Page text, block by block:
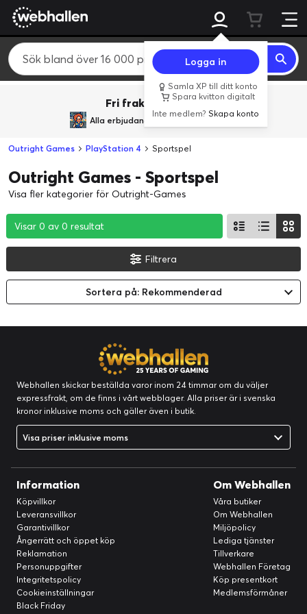
Logga in
Samla XP till ditt konto
Spara kvitton digitalt
Inte medlem?Skapa konto
Fri frakt över 800 kr.
Alla erbjudanden frånBACK TO REALITY
Outright Games PlayStation 4 Sportspel
Outright Games - Sportspel
Visa fler kategorier för Outright-Games
Visar 0 av 0 resultat
Visar 0 av 0 resultat
Visar 0 av 0 resultat
Filtrera
Sortera på: Rekommenderad
Webhallen skickar beställda varor inom 24 timmar om du väljer
expressfrakt, om de finns i vårt webblager. Alla priser är i svenska
kronor inklusive moms och gäller även i butik.
Visa priser inklusive moms
Information
Köpvillkor
Leveransvillkor
Garantivillkor
Ångerrätt och öppet köp
Reklamation
Personuppgifter
Integritetspolicy
Cookieinställningar
Black Friday
Om Webhallen
Våra butiker
Om Webhallen
Miljöpolicy
Lediga tjänster
Tillverkare
Webhallen Företag
Köp presentkort
Medlemsförmåner